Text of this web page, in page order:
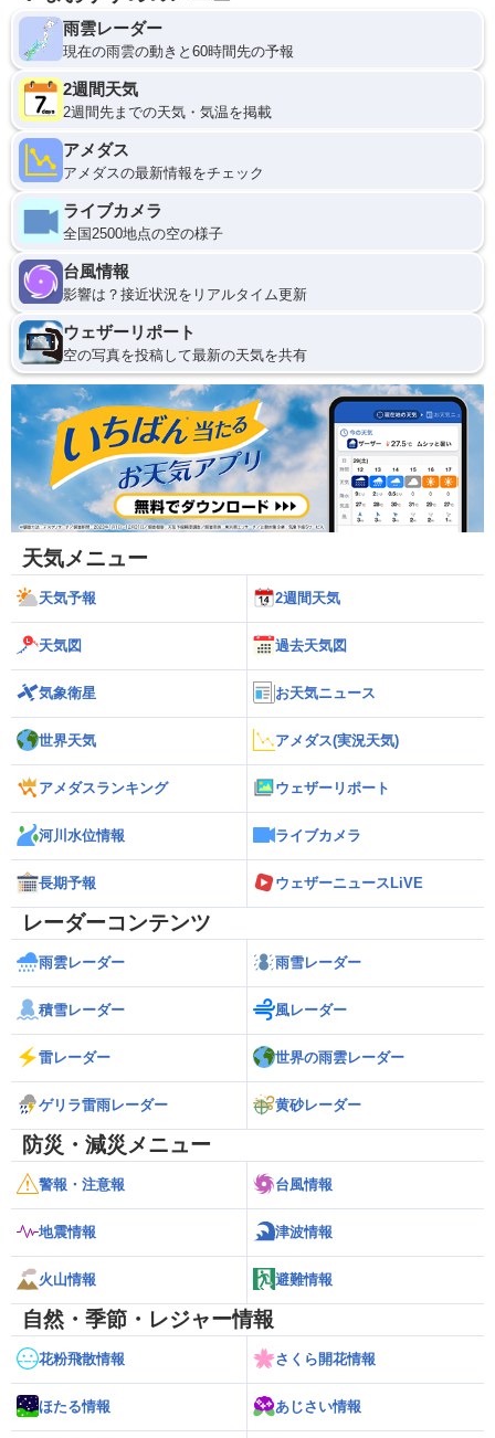
雨雲レーダー
現在の雨雲の動きと60時間先の予報
2週間天気
2週間先までの天気・気温を掲載
アメダス
アメダスの最新情報をチェック
ライブカメラ
全国2500地点の空の様子
台風情報
影響は？接近状況をリアルタイム更新
ウェザーリポート
空の写真を投稿して最新の天気を共有
天気メニュー
天気予報 2週間天気
天気図 過去天気図
気象衛星 お天気ニュース
世界天気 アメダス(実況天気)
アメダスランキング ウェザーリポート
河川水位情報 ライブカメラ
長期予報 ウェザーニュースLiVE
レーダーコンテンツ
雨雲レーダー 雨雪レーダー
積雪レーダー 風レーダー
雷レーダー 世界の雨雲レーダー
ゲリラ雷雨レーダー 黄砂レーダー
防災・減災メニュー
警報・注意報 台風情報
地震情報 津波情報
火山情報 避難情報
自然・季節・レジャー情報
花粉飛散情報 さくら開花情報
ほたる情報 あじさい情報